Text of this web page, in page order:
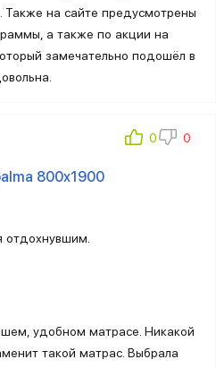
Также на сайте предусмотрены
а также по акции на
замечательно подошёл в
800х1900
отдохнувшим.
удобном матрасе. Никакой
такой матрас. Выбрала